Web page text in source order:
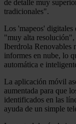
de detalle muy
tradicionales".
Los 'mapeos' digitales
"muy alta resolución",
Iberdrola Renovables
informes en nube, lo
automática e
La aplicación móvil
aumentada para que
identificados en las
ayuda de un simple